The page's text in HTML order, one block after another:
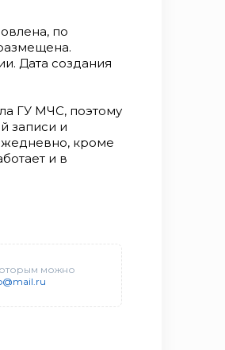
по
Дата создания
ГУ МЧС, поэтому
записи и
кроме
и в
можно